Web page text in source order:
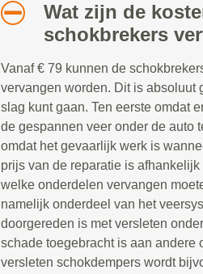
Wat zijn de
schokbrekers
Vanaf € 79 kunnen de
vervangen worden. Dit is absoluut
slag kunt gaan. Ten eerste omdat
de gespannen veer onder de auto
omdat het gevaarlijk werk is
prijs van de reparatie is
welke onderdelen vervangen
namelijk onderdeel van het
doorgereden is met versleten
schade toegebracht is aan andere
versleten schokdempers wordt